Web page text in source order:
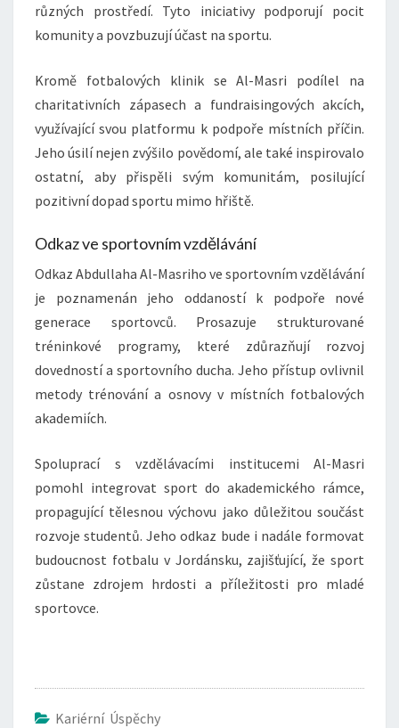
různých prostředí. Tyto iniciativy podporují pocit
komunity a povzbuzují účast na sportu.
Kromě fotbalových klinik se Al-Masri podílel na
charitativních zápasech a fundraisingových akcích,
využívající svou platformu k podpoře místních příčin.
Jeho úsilí nejen zvýšilo povědomí, ale také inspirovalo
ostatní, aby přispěli svým komunitám, posilující
pozitivní dopad sportu mimo hřiště.
Odkaz ve sportovním vzdělávání
Odkaz Abdullaha Al-Masriho ve sportovním vzdělávání
je poznamenán jeho oddaností k podpoře nové
generace sportovců. Prosazuje strukturované
tréninkové programy, které zdůrazňují rozvoj
dovedností a sportovního ducha. Jeho přístup ovlivnil
metody trénování a osnovy v místních fotbalových
akademiích.
Spoluprací s vzdělávacími institucemi Al-Masri
pomohl integrovat sport do akademického rámce,
propagující tělesnou výchovu jako důležitou součást
rozvoje studentů. Jeho odkaz bude i nadále formovat
budoucnost fotbalu v Jordánsku, zajišťující, že sport
zůstane zdrojem hrdosti a příležitosti pro mladé
sportovce.
Kariérní Úspěchy